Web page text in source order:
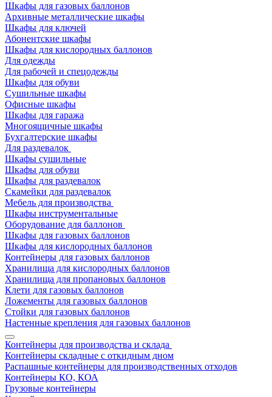
Шкафы для газовых баллонов
Архивные металлические шкафы
Шкафы для ключей
Абонентские шкафы
Шкафы для кислородных баллонов
Для одежды
Для рабочей и спецодежды
Шкафы для обуви
Сушильные шкафы
Офисные шкафы
Шкафы для гаража
Многоящичные шкафы
Бухгалтерские шкафы
Для раздевалок
Шкафы сушильные
Шкафы для обуви
Шкафы для раздевалок
Скамейки для раздевалок
Мебель для производства
Шкафы инструментальные
Оборудование для баллонов
Шкафы для газовых баллонов
Шкафы для кислородных баллонов
Контейнеры для газовых баллонов
Хранилища для кислородных баллонов
Хранилища для пропановых баллонов
Клети для газовых баллонов
Ложементы для газовых баллонов
Стойки для газовых баллонов
Настенные крепления для газовых баллонов
Контейнеры для производства и склада
Контейнеры складные с откидным дном
Распашные контейнеры для производственных отходов
Контейнеры КО, КОА
Грузовые контейнеры